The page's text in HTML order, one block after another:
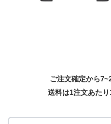
ご注文確定から
送料は1注文あたり